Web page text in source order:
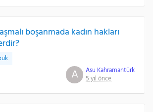
boşanmada kadın hakları
A
Asu Kahramantürk
5 yıl önce